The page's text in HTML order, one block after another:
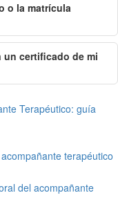
o la matrícula
un certificado de mi
Terapéutico: guía
terapéutico
del acompañante